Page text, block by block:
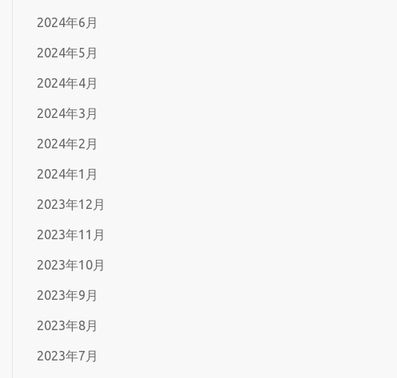
2024年6月
2024年5月
2024年4月
2024年3月
2024年2月
2024年1月
2023年12月
2023年11月
2023年10月
2023年9月
2023年8月
2023年7月